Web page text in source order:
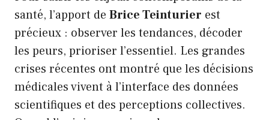
santé, l’apport de Brice Teinturier est
précieux : observer les tendances, décoder
les peurs, prioriser l’essentiel. Les grandes
crises récentes ont montré que les décisions
médicales vivent à l’interface des données
scientifiques et des perceptions collectives.